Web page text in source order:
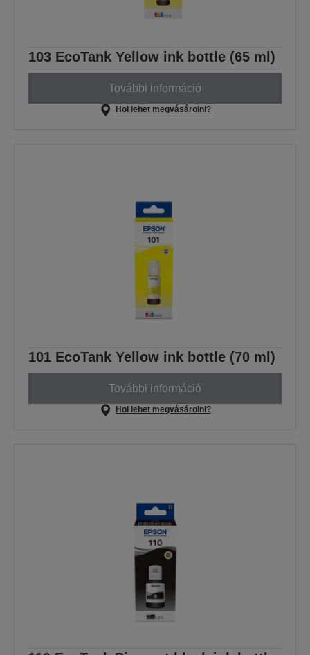
103 EcoTank Yellow ink bottle (65 ml)
További információ
Hol lehet megvásárolni?
101 EcoTank Yellow ink bottle (70 ml)
További információ
Hol lehet megvásárolni?